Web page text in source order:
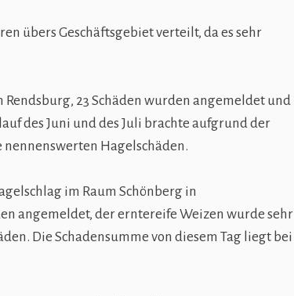
übers Geschäftsgebiet verteilt, da es sehr
23 Schäden wurden angemeldet und
des Juni und des Juli brachte aufgrund der
Hagelschäden.
im Raum Schönberg in
angemeldet, der erntereife Weizen wurde sehr
Die Schadensumme von diesem Tag liegt bei